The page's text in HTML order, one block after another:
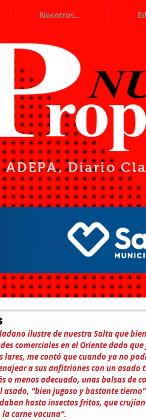
Nosotros...
, Diario
ilustre de nuestra Salta que
comerciales en el Oriente dado
me contó que cuando ya no
a sus anfitriones con un asado
o menos adecuado, unas bolsas de
“bien jugoso y bastante
hasta insectos fritos, que
carne vacuna”.